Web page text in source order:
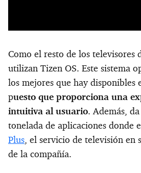
Como el resto de los televisores
utilizan Tizen OS. Este sistema
los mejores que hay disponibles
puesto que proporciona una
intuitiva al usuario. Además,
tonelada de aplicaciones donde
Plus, el servicio de televisión en
de la compañía.